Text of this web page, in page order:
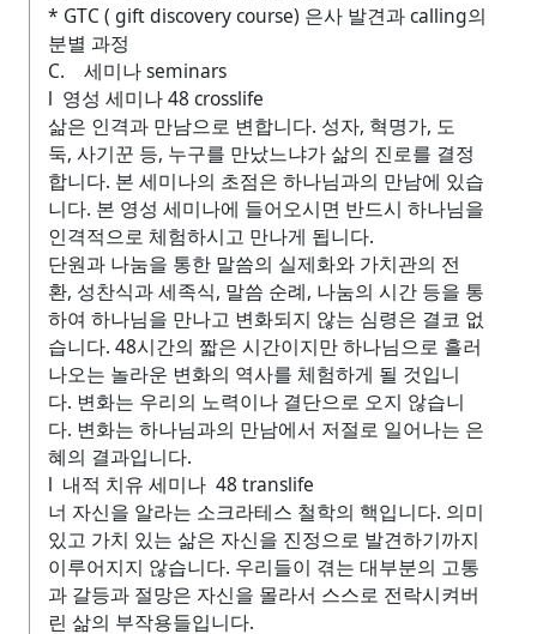
* GTC ( gift discovery course) 은사 발견과 calling의
분별 과정
C. 세미나 seminars
l 영성 세미나 48 crosslife
삶은 인격과 만남으로 변합니다. 성자, 혁명가, 도
둑, 사기꾼 등, 누구를 만났느냐가 삶의 진로를 결정
합니다. 본 세미나의 초점은 하나님과의 만남에 있습
니다. 본 영성 세미나에 들어오시면 반드시 하나님을
인격적으로 체험하시고 만나게 됩니다.
단원과 나눔을 통한 말씀의 실제화와 가치관의 전
환, 성찬식과 세족식, 말씀 순례, 나눔의 시간 등을 통
하여 하나님을 만나고 변화되지 않는 심령은 결코 없
습니다. 48시간의 짧은 시간이지만 하나님으로 흘러
나오는 놀라운 변화의 역사를 체험하게 될 것입니
다. 변화는 우리의 노력이나 결단으로 오지 않습니
다. 변화는 하나님과의 만남에서 저절로 일어나는 은
혜의 결과입니다.
l 내적 치유 세미나 48 translife
너 자신을 알라는 소크라테스 철학의 핵입니다. 의미
있고 가치 있는 삶은 자신을 진정으로 발견하기까지
이루어지지 않습니다. 우리들이 겪는 대부분의 고통
과 갈등과 절망은 자신을 몰라서 스스로 전락시켜버
린 삶의 부작용들입니다.